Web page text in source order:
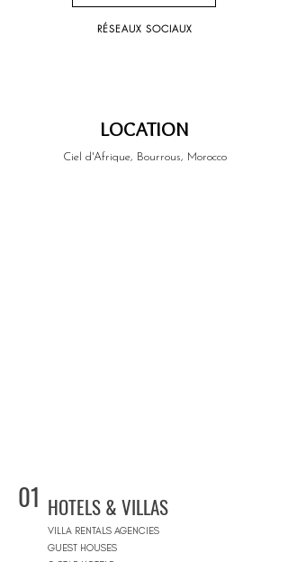
RÉSEAUX SOCIAUX
LOCATION
Ciel d'Afrique, Bourrous, Morocco
01 HOTELS & VILLAS
VILLA RENTALS AGENCIES
GUEST HOUSES